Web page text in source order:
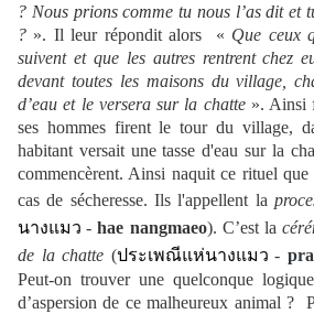
? Nous prions comme tu nous l’as dit et
? ». Il leur répondit alors « Que ceux
suivent et que les autres rentrent chez
devant toutes les maisons du village,
d’eau et le versera sur la chatte». Ainsi
ses hommes firent le tour du village,
habitant versait une tasse d'eau sur la
commencèrent. Ainsi naquit ce rituel
cas de sécheresse. Ils l'appellent la
นางแมว -hae nangmaeo). C’est la
de la chatte (ประเพณีแห่นางแมว -
Peut-on trouver une quelconque
d’aspersion de ce malheureux animal ?